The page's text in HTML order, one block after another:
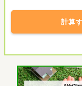
計算